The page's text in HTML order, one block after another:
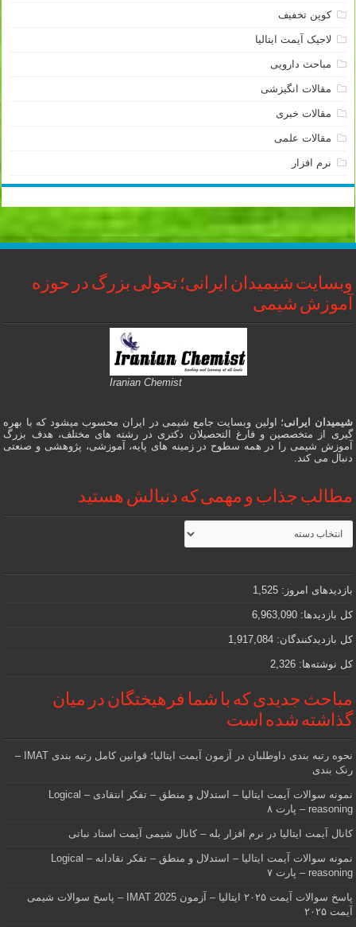
کوپن تخفیف
لاجیک آیمت ایتالیا
مباحث دارویی
مقالات انگیزشی
مقالات خبری
مقالات علمی
نرم افزار
وبسایت شیمیدان ایرانی؛ تحولی بزرگ در حوزه
آموزش شیمی
Iranian Chemist
شیمیدان ایرانی؛ اولین وبسایت جامع شیمی در ایران محسوب میشود که با بهره
گیری از متخصصین و فارغ التحصیلان دکتری در رشته های مختلف، هدف بزرگ
آموزش شیمی را در همه سطوح در زمینه های پایه، آموزشی، پژوهشی و صنعتی
دنبال می کند.
مطالب جذاب و مهمی که دنبالش هستید
مطالب
جذاب
و
که
دنبالش
هستید
بازدیدهای امروز: 1,525
کل بازدیدها: 6,963,090
کل بازدیدکنند‌گان: 1,917,084
کل نوشته‌ها: 2,326
مباحث جدیدی که با شما فرهیختگان در میان
گذاشته شده است
نحوه رتبه بندی داوطلبان در آزمون آیمت ایتالیا؛ قوانین کامل رتبه بندی IMAT –
رنک بندی
نمونه سوالات آیمت ایتالیا – استدلال و منطق – تفکر انتقادی – Logical
reasoning – پارت ۸
کانال آیمت ایتالیا در نرم افزار بله – کانال شیمی آیمت استاد نباتی
نمونه سوالات آیمت ایتالیا – استدلال و منطق – تفکر نقادانه – Logical
reasoning – پارت ۷
پاسخ سوالات آیمت ۲۰۲۵ ایتالیا – آزمون IMAT 2025 – پاسخ سوالات شیمی
آیمت ۲۰۲۵